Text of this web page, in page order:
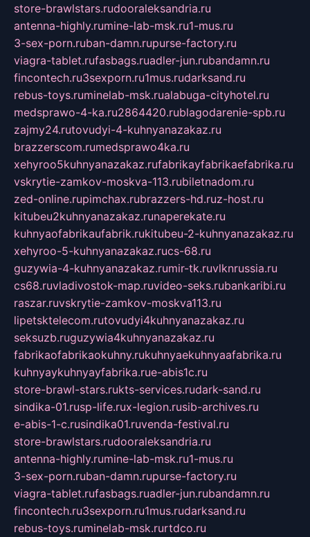
store-brawlstars.rudooraleksandria.ru
antenna-highly.rumine-lab-msk.ru1-mus.ru
3-sex-porn.ruban-damn.rupurse-factory.ru
viagra-tablet.rufasbags.ruadler-jun.rubandamn.ru
fincontech.ru3sexporn.ru1mus.rudarksand.ru
rebus-toys.ruminelab-msk.rualabuga-cityhotel.ru
medsprawo-4-ka.ru2864420.rublagodarenie-spb.ru
zajmy24.rutovudyi-4-kuhnyanazakaz.ru
brazzerscom.rumedsprawo4ka.ru
xehyroo5kuhnyanazakaz.rufabrikayfabrikaefabrika.ru
vskrytie-zamkov-moskva-113.rubiletnadom.ru
zed-online.rupimchax.rubrazzers-hd.ruz-host.ru
kitubeu2kuhnyanazakaz.runaperekate.ru
kuhnyaofabrikaufabrik.rukitubeu-2-kuhnyanazakaz.ru
xehyroo-5-kuhnyanazakaz.rucs-68.ru
guzywia-4-kuhnyanazakaz.rumir-tk.ruvlknrussia.ru
cs68.ruvladivostok-map.ruvideo-seks.rubankaribi.ru
raszar.ruvskrytie-zamkov-moskva113.ru
lipetsktelecom.rutovudyi4kuhnyanazakaz.ru
seksuzb.ruguzywia4kuhnyanazakaz.ru
fabrikaofabrikaokuhny.rukuhnyaekuhnyaafabrika.ru
kuhnyaykuhnyayfabrika.rue-abis1c.ru
store-brawl-stars.rukts-services.rudark-sand.ru
sindika-01.rusp-life.rux-legion.rusib-archives.ru
e-abis-1-c.rusindika01.ruvenda-festival.ru
store-brawlstars.rudooraleksandria.ru
antenna-highly.rumine-lab-msk.ru1-mus.ru
3-sex-porn.ruban-damn.rupurse-factory.ru
viagra-tablet.rufasbags.ruadler-jun.rubandamn.ru
fincontech.ru3sexporn.ru1mus.rudarksand.ru
rebus-toys.ruminelab-msk.rurtdco.ru